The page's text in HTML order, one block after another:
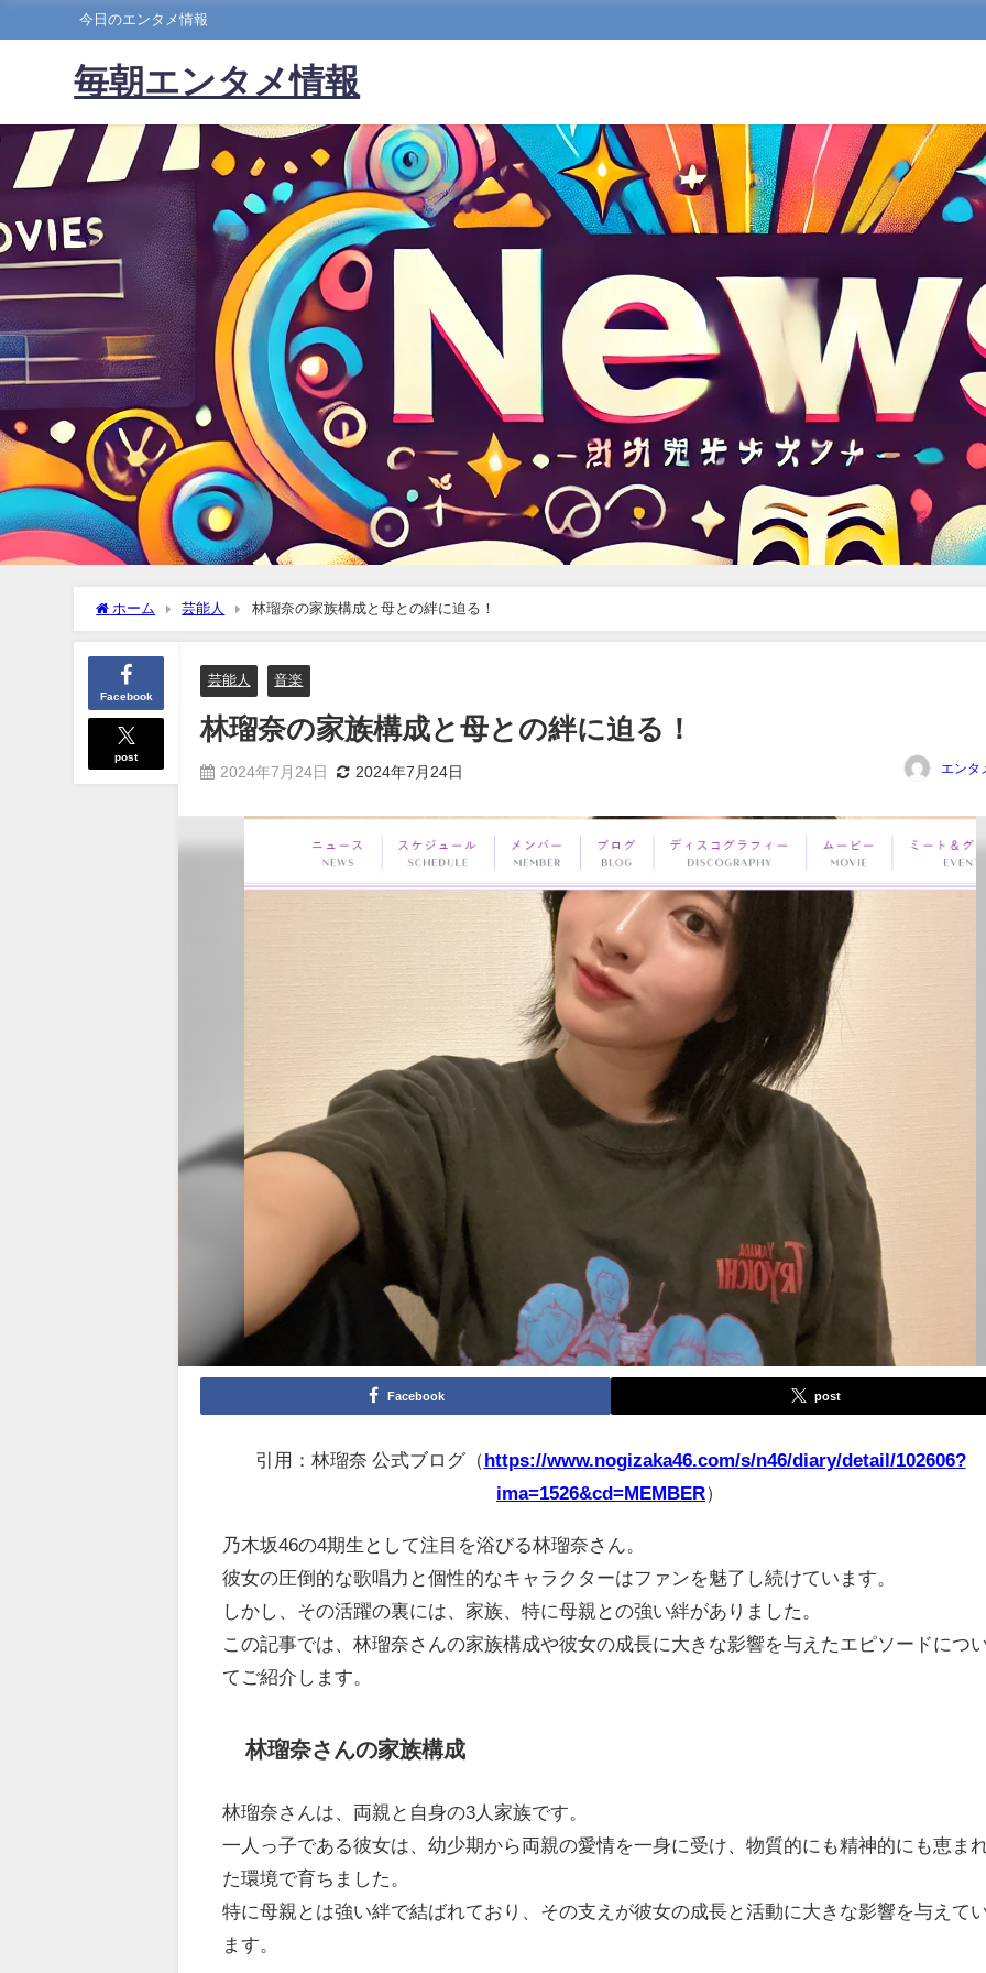
今日のエンタメ情報
毎朝エンタメ情報
ホーム 芸能人 林瑠奈の家族構成と母との絆に迫る！
Facebook
post
芸能人 音楽
林瑠奈の家族構成と母との絆に迫る！
2024年7月24日 2024年7月24日 エンタ
Facebook post
引用：林瑠奈 公式ブログ（https://www.nogizaka46.com/s/n46/diary/detail/102606?
ima=1526&cd=MEMBER）
乃木坂46の4期生として注目を浴びる林瑠奈さん。
彼女の圧倒的な歌唱力と個性的なキャラクターはファンを魅了し続けています。
しかし、その活躍の裏には、家族、特に母親との強い絆がありました。
この記事では、林瑠奈さんの家族構成や彼女の成長に大きな影響を与えたエピソードにつ
てご紹介します。
林瑠奈さんの家族構成
林瑠奈さんは、両親と自身の3人家族です。
一人っ子である彼女は、幼少期から両親の愛情を一身に受け、物質的にも精神的にも恵ま
た環境で育ちました。
特に母親とは強い絆で結ばれており、その支えが彼女の成長と活動に大きな影響を与えて
ます。